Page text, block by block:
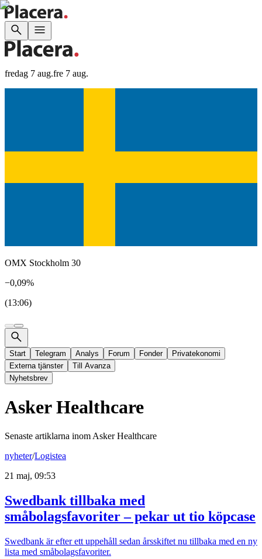
fredag 7 aug.fre 7 aug.
OMX Stockholm 30
−0,09%
(13:06)
Start Telegram Analys Forum Fonder
Privatekonomi
Externa tjänster
Till Avanza
Nyhetsbrev
Asker Healthcare
Senaste artiklarna inom Asker Healthcare
nyheter/Logistea
21 maj, 09:53
Swedbank tillbaka med
småbolagsfavoriter – pekar ut tio köpcase
Swedbank är efter ett uppehåll sedan årsskiftet nu tillbaka med en ny
lista med småbolagsfavoriter.